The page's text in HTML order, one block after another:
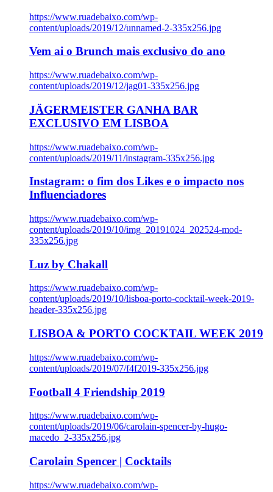
https://www.ruadebaixo.com/wp-
content/uploads/2019/12/unnamed-2-335x256.jpg
Vem ai o Brunch mais exclusivo do ano
https://www.ruadebaixo.com/wp-
content/uploads/2019/12/jag01-335x256.jpg
JÄGERMEISTER GANHA BAR
EXCLUSIVO EM LISBOA
https://www.ruadebaixo.com/wp-
content/uploads/2019/11/instagram-335x256.jpg
Instagram: o fim dos Likes e o impacto nos
Influenciadores
https://www.ruadebaixo.com/wp-
content/uploads/2019/10/img_20191024_202524-mod-
335x256.jpg
Luz by Chakall
https://www.ruadebaixo.com/wp-
content/uploads/2019/10/lisboa-porto-cocktail-week-2019-
header-335x256.jpg
LISBOA & PORTO COCKTAIL WEEK 2019
https://www.ruadebaixo.com/wp-
content/uploads/2019/07/f4f2019-335x256.jpg
Football 4 Friendship 2019
https://www.ruadebaixo.com/wp-
content/uploads/2019/06/carolain-spencer-by-hugo-
macedo_2-335x256.jpg
Carolain Spencer | Cocktails
https://www.ruadebaixo.com/wp-